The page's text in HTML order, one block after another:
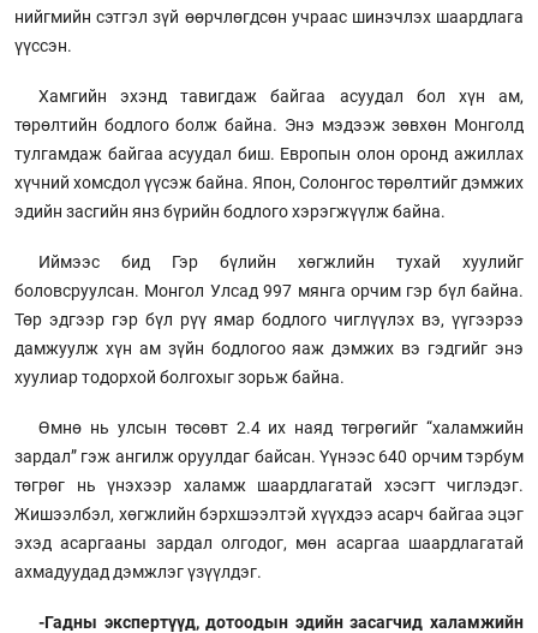
нийгмийн сэтгэл зүй өөрчлөгдсөн учраас шинэчлэх шаардлага
үүссэн.
Хамгийн эхэнд тавигдаж байгаа асуудал бол хүн ам,
төрөлтийн бодлого болж байна. Энэ мэдээж зөвхөн Монголд
тулгамдаж байгаа асуудал биш. Европын олон оронд ажиллах
хүчний хомсдол үүсэж байна. Япон, Солонгос төрөлтийг дэмжих
эдийн засгийн янз бүрийн бодлого хэрэгжүүлж байна.
Иймээс бид Гэр бүлийн хөгжлийн тухай хуулийг
боловсруулсан. Монгол Улсад 997 мянга орчим гэр бүл байна.
Төр эдгээр гэр бүл рүү ямар бодлого чиглүүлэх вэ, үүгээрээ
дамжуулж хүн ам зүйн бодлогоо яаж дэмжих вэ гэдгийг энэ
хуулиар тодорхой болгохыг зорьж байна.
Өмнө нь улсын төсөвт 2.4 их наяд төгрөгийг “халамжийн
зардал” гэж ангилж оруулдаг байсан. Үүнээс 640 орчим тэрбум
төгрөг нь үнэхээр халамж шаардлагатай хэсэгт чиглэдэг.
Жишээлбэл, хөгжлийн бэрхшээлтэй хүүхдээ асарч байгаа эцэг
эхэд асаргааны зардал олгодог, мөн асаргаа шаардлагатай
ахмадуудад дэмжлэг үзүүлдэг.
-Гадны экспертүүд, дотоодын эдийн засагчид халамжийн